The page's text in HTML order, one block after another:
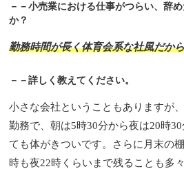
－－小売業における仕事がつらい、辞
か？
勤務時間が長く体育会系な社風だから
－－詳しく教えてください。
小さな会社ということもありますが
勤務で、朝は5時30分から夜は20時
ても体がきついです。さらに月末の
時も夜22時くらいまで残ることも多